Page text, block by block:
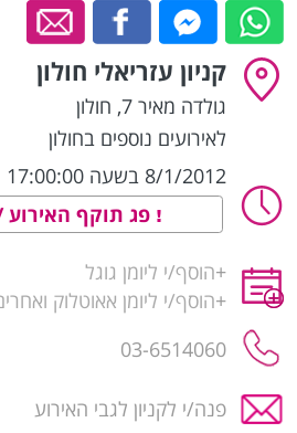
קניון עזריאלי חולון
גולדה מאיר 7 , חולון
לאירועים נוספים בחולון
8/1/2012 בשעה 17:00:00
פג תוקף האירוע
+הוסף/י ליומן גוגל
+הוסף/י ליומן אאוטלוק
03-6514060
פנה/י לקניון לגבי האירוע